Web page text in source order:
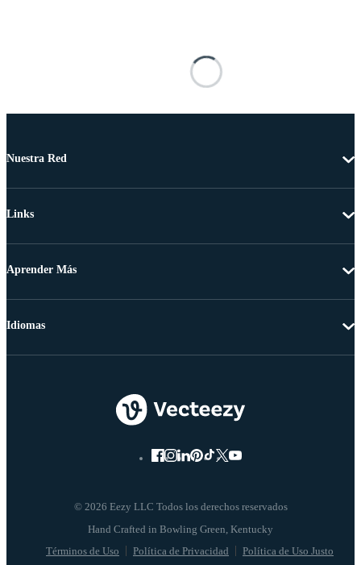
Nuestra Red
Links
Aprender Más
© 2026 Eezy LLC Todos los derechos reservados
Términos de Uso Política de Privacidad Política de Uso Justo
Idiomas